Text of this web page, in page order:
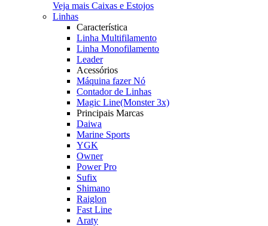
Veja mais Caixas e Estojos
Linhas
Característica
Linha Multifilamento
Linha Monofilamento
Leader
Acessórios
Máquina fazer Nó
Contador de Linhas
Magic Line(Monster 3x)
Principais Marcas
Daiwa
Marine Sports
YGK
Owner
Power Pro
Sufix
Shimano
Raiglon
Fast Line
Araty